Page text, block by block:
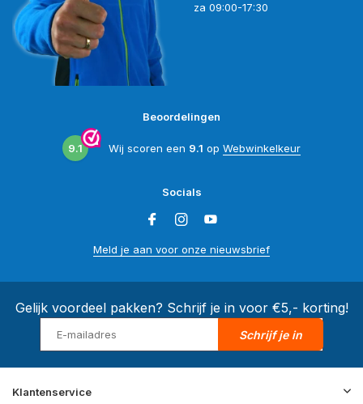
za 09:00-17:30
Beoordelingen
9.1 Wij scoren een 9.1 op Webwinkelkeur
Socials
Meld je aan voor onze nieuwsbrief
Gelijk voordeel pakken? Schrijf je in voor €5,- korting!
Schrijf je in
Klantenservice